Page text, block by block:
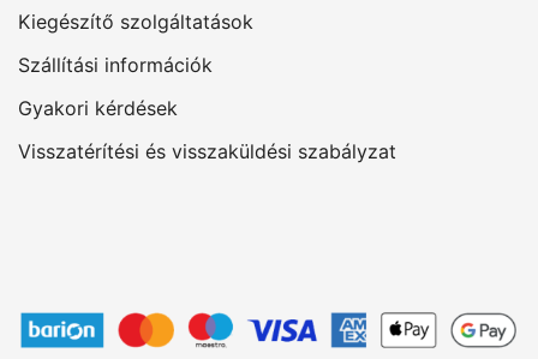
Kiegészítő szolgáltatások
Szállítási információk
Gyakori kérdések
Visszatérítési és visszaküldési szabályzat